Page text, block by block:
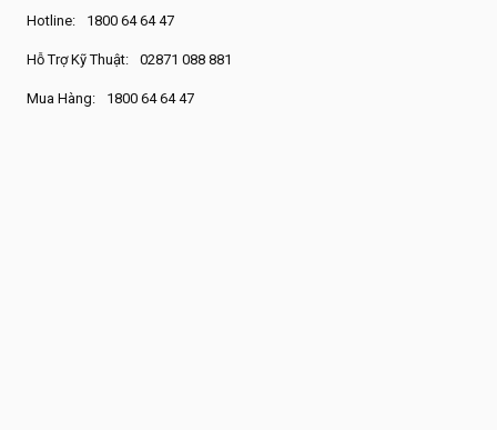
Hotline: 1800 64 64 47
Hỗ Trợ Kỹ Thuật: 02871 088 881
Mua Hàng: 1800 64 64 47